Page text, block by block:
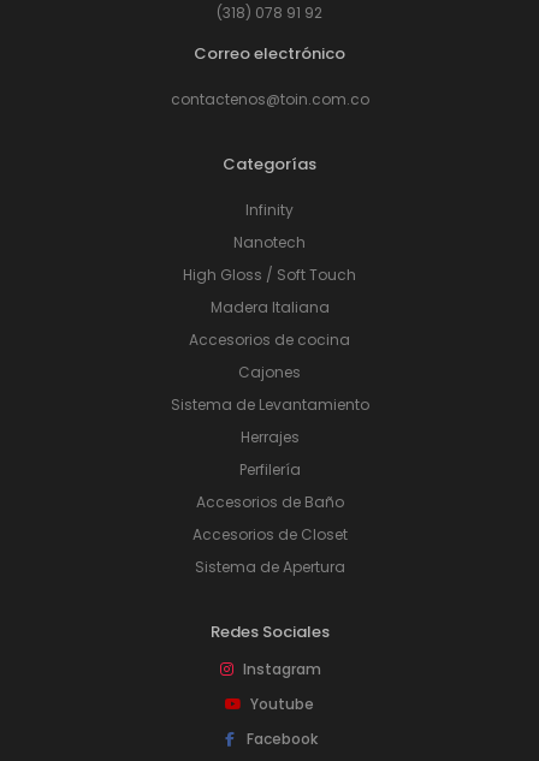
(318) 078 91 92
Correo electrónico
contactenos@toin.com.co
Categorías
Infinity
Nanotech
High Gloss / Soft Touch
Madera Italiana
Accesorios de cocina
Cajones
Sistema de Levantamiento
Herrajes
Perfilería
Accesorios de Baño
Accesorios de Closet
Sistema de Apertura
Redes Sociales
Instagram
Youtube
Facebook